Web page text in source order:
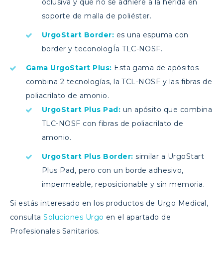
oclusiva y que no se adhiere a la herida en
soporte de malla de poliéster.
UrgoStart Border: es una espuma con
border y teconologÍa TLC-NOSF.
Gama UrgoStart Plus: Esta gama de apósitos
combina 2 tecnologías, la TCL-NOSF y las fibras de
poliacrilato de amonio.
UrgoStart Plus Pad: un apósito que combina
TLC-NOSF con fibras de poliacrilato de
amonio.
UrgoStart Plus Border: similar a UrgoStart
Plus Pad, pero con un borde adhesivo,
impermeable, reposicionable y sin memoria.
Si estás interesado en los productos de Urgo Medical,
consultaSoluciones Urgo en el apartado de
Profesionales Sanitarios.